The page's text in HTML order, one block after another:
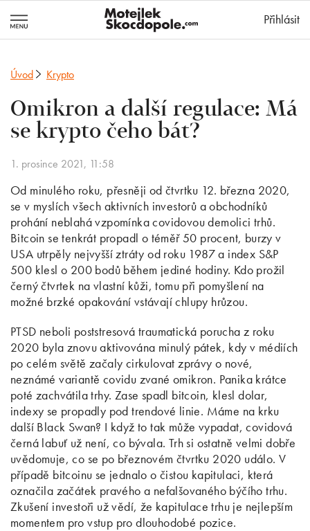
Přihlásit
Úvod Krypto
Omikron a další regulace: Má
se krypto čeho bát?
1. prosince 2021, 11:58
Od minulého roku, přesněji od čtvrtku 12. března 2020,
se v myslích všech aktivních investorů a obchodníků
prohání neblahá vzpomínka covidovou demolici trhů.
Bitcoin se tenkrát propadl o téměř 50 procent, burzy v
USA utrpěly nejvyšší ztráty od roku 1987 a index S&P
500 klesl o 200 bodů během jediné hodiny. Kdo prožil
černý čtvrtek na vlastní kůži, tomu při pomyšlení na
možné brzké opakování vstávají chlupy hrůzou.
PTSD neboli poststresová traumatická porucha z roku
2020 byla znovu aktivována minulý pátek, kdy v médiích
po celém světě začaly cirkulovat zprávy o nové,
neznámé variantě covidu zvané omikron. Panika krátce
poté zachvátila trhy. Zase spadl bitcoin, klesl dolar,
indexy se propadly pod trendové linie. Máme na krku
další Black Swan? I když to tak může vypadat, covidová
černá labuť už není, co bývala. Trh si ostatně velmi dobře
uvědomuje, co se po březnovém čtvrtku 2020 událo. V
případě bitcoinu se jednalo o čistou kapitulaci, která
označila začátek pravého a nefalšovaného býčího trhu.
Zkušení investoři už vědí, že kapitulace trhu je nejlepším
momentem pro vstup pro dlouhodobé pozice.